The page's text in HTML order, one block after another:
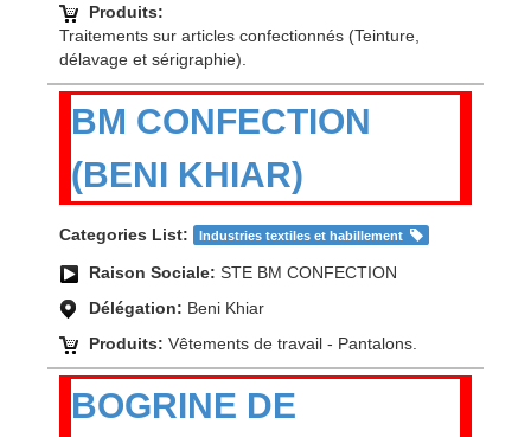
Produits:
Traitements sur articles confectionnés (Teinture,
délavage et sérigraphie).
BM CONFECTION
(BENI KHIAR)
Categories List: Industries textiles et habillement
Raison Sociale: STE BM CONFECTION
Délégation: Beni Khiar
Produits: Vêtements de travail - Pantalons.
BOGRINE DE